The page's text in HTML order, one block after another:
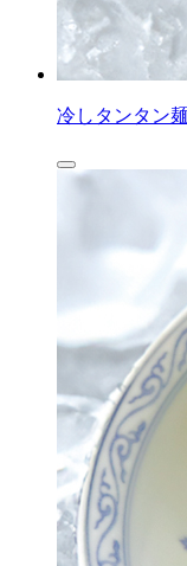
冷しタンタン麺